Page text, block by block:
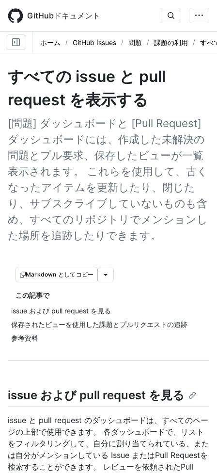
main
content
GitHubドキュメント
ホーム GitHub Issues 問題 課題の利用 すべ
すべての issue と pull
request を表示する
[問題] ダッシュボードと [Pull Request]
ダッシュボードには、作成した未解決の
問題とプル要求、保存したビューが一覧
表示されます。 これらを使用して、古く
なったアイテムを更新したり、閉じた
り、サブスクライブしていないものも含
め、すべてのリポジトリでメンションし
た場所を追跡したりできます。
Markdown としてコピー
この記事で
issue および pull request を見る
保存されたビューを使用した課題とプルリクエストの追跡
参考資料
issue および pull request を見る
issue と pull request のダッシュボードは、すべてのペー
ジの上部で使用できます。 各ダッシュボードで、リスト
をフィルタリングして、自分に割り当てられている、また
は自分がメンションしている Issue またはPull Requestを
検索することができます。 レビューを依頼されたPull